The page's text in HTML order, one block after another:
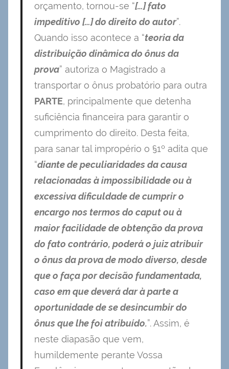
orçamento, tornou-se “[…] fato
impeditivo […] do direito do autor”.
Quando isso acontece a “teoria da
distribuição dinâmica do ônus da
prova” autoriza o Magistrado a
transportar o ônus probatório para outra
PARTE, principalmente que detenha
suficiência financeira para garantir o
cumprimento do direito. Desta feita,
para sanar tal impropério o §1º adita que
“diante de peculiaridades da causa
relacionadas à impossibilidade ou à
excessiva dificuldade de cumprir o
encargo nos termos do caput ou à
maior facilidade de obtenção da prova
do fato contrário, poderá o juiz atribuir
o ônus da prova de modo diverso, desde
que o faça por decisão fundamentada,
caso em que deverá dar à parte a
oportunidade de se desincumbir do
ônus que lhe foi atribuído.”. Assim, é
neste diapasão que vem,
humildemente perante Vossa